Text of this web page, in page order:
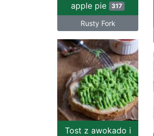
apple pie 317
Rusty Fork
Tost z awokado i